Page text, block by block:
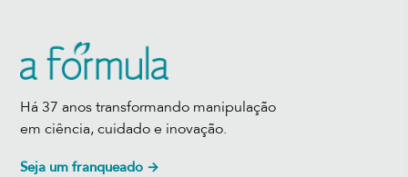
Há 37 anos transformando manipulação
em ciência, cuidado e inovação.
Seja um franqueado →